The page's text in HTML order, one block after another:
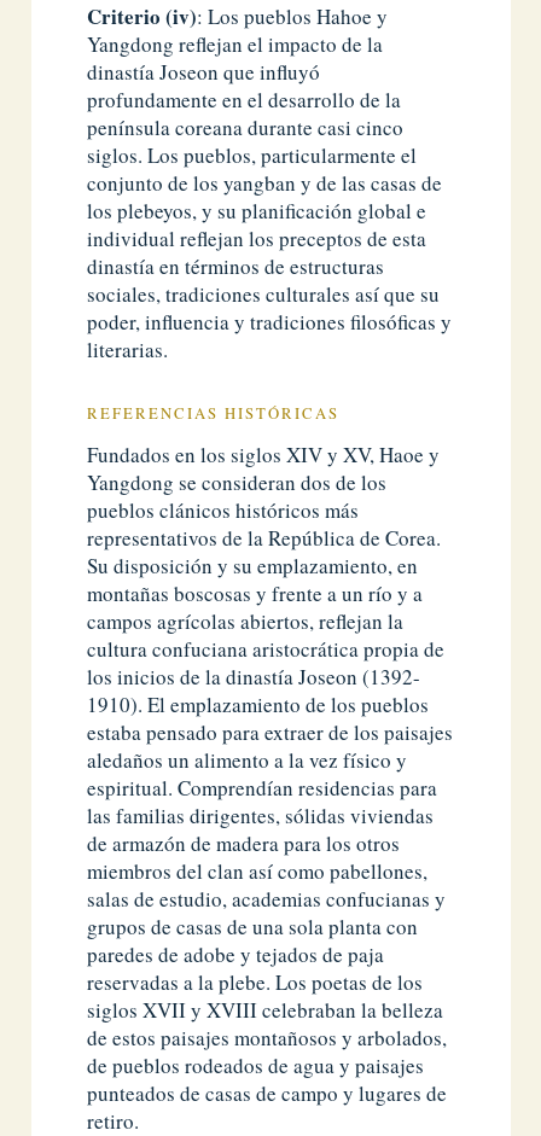
Criterio (iv): Los pueblos Hahoe y
Yangdong reflejan el impacto de la
dinastía Joseon que influyó
profundamente en el desarrollo de la
península coreana durante casi cinco
siglos. Los pueblos, particularmente el
conjunto de los yangban y de las casas de
los plebeyos, y su planificación global e
individual reflejan los preceptos de esta
dinastía en términos de estructuras
sociales, tradiciones culturales así que su
poder, influencia y tradiciones filosóficas y
literarias.
REFERENCIAS HISTÓRICAS
Fundados en los siglos XIV y XV, Haoe y
Yangdong se consideran dos de los
pueblos clánicos históricos más
representativos de la República de Corea.
Su disposición y su emplazamiento, en
montañas boscosas y frente a un río y a
campos agrícolas abiertos, reflejan la
cultura confuciana aristocrática propia de
los inicios de la dinastía Joseon (1392-
1910). El emplazamiento de los pueblos
estaba pensado para extraer de los paisajes
aledaños un alimento a la vez físico y
espiritual. Comprendían residencias para
las familias dirigentes, sólidas viviendas
de armazón de madera para los otros
miembros del clan así como pabellones,
salas de estudio, academias confucianas y
grupos de casas de una sola planta con
paredes de adobe y tejados de paja
reservadas a la plebe. Los poetas de los
siglos XVII y XVIII celebraban la belleza
de estos paisajes montañosos y arbolados,
de pueblos rodeados de agua y paisajes
punteados de casas de campo y lugares de
retiro.